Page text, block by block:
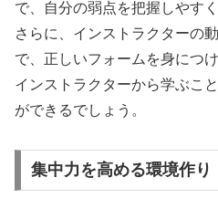
で、自分の弱点を把握しやすく
さらに、インストラクターの
で、正しいフォームを身につ
インストラクターから学ぶこ
ができるでしょう。
集中力を高める環境作り